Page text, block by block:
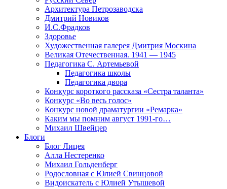
Архитектура Петрозаводска
Дмитрий Новиков
И.С.Фрадков
Здоровье
Художественная галерея Дмитрия Москина
Великая Отечественная. 1941 — 1945
Педагогика С. Артемьевой
Педагогика школы
Педагогика двора
Конкурс короткого рассказа «Сестра таланта»
Конкурс «Во весь голос»
Конкурс новой драматургии «Ремарка»
Каким мы помним август 1991-го…
Михаил Швейцер
Блоги
Блог Лицея
Алла Нестеренко
Михаил Гольденберг
Родословная с Юлией Свинцовой
Видоискатель с Юлией Утышевой